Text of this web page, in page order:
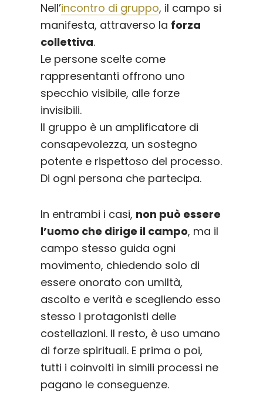
Nell’incontro di gruppo, il campo si
manifesta, attraverso la forza
collettiva.
Le persone scelte come
rappresentanti offrono uno
specchio visibile, alle forze
invisibili.
Il gruppo è un amplificatore di
consapevolezza, un sostegno
potente e rispettoso del processo.
Di ogni persona che partecipa.
In entrambi i casi, non può essere
l’uomo che dirige il campo, ma il
campo stesso guida ogni
movimento, chiedendo solo di
essere onorato con umiltà,
ascolto e verità e scegliendo esso
stesso i protagonisti delle
costellazioni. Il resto, è uso umano
di forze spirituali. E prima o poi,
tutti i coinvolti in simili processi ne
pagano le conseguenze.